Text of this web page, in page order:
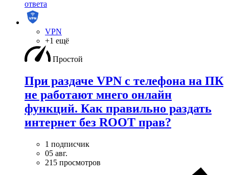
ответа
VPN
+1 ещё
Простой
При раздаче VPN с телефона на ПК
не работают мнего онлайн
функций. Как правильно раздать
интернет без ROOT прав?
1 подписчик
05 авг.
215 просмотров